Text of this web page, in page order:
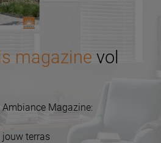
magazine vol
Magazine:
jouw terras